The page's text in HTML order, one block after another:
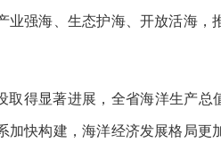
业强海、生态护海、开放活海
得显著进展，全省海洋生产总
加快构建，海洋经济发展格局更